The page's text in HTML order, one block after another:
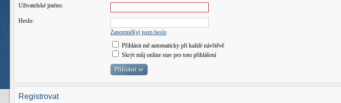
Uživatelské jméno:
Heslo:
Zapomněl(a) jsem heslo
Přihlásit mě automaticky při každé návštěvě
Skrýt můj online stav pro toto přihlášení
Registrovat